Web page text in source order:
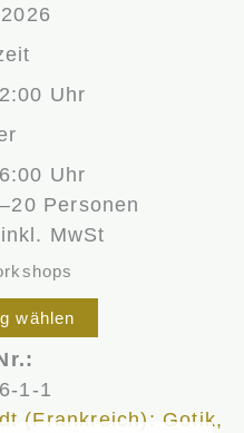
Uhr
Uhr
Personen
MwSt
wählen
1-1